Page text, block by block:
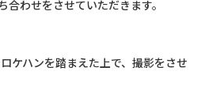
わせをさせていただきます。
ケハンを踏まえた上で、撮影をさせ